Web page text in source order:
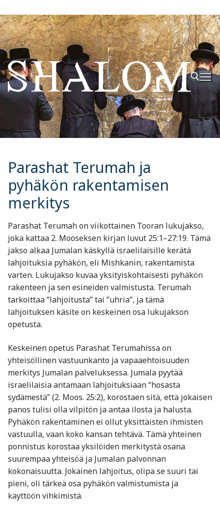
Hyppää
sisältöön
Hae:
Parashat Terumah ja
pyhäkön rakentamisen
merkitys
Parashat Terumah on viikottainen Tooran lukujakso,
joka kattaa 2. Mooseksen kirjan luvut 25:1–27:19. Tämä
jakso alkaa Jumalan käskyllä israelilaisille kerätä
lahjoituksia pyhäkön, eli Mishkanin, rakentamista
varten. Lukujakso kuvaa yksityiskohtaisesti pyhäkön
rakenteen ja sen esineiden valmistusta. Terumah
tarkoittaa ”lahjoitusta” tai ”uhria”, ja tämä
lahjoituksen käsite on keskeinen osa lukujakson
opetusta.
Keskeinen opetus Parashat Terumahissa on
yhteisöllinen vastuunkanto ja vapaaehtoisuuden
merkitys Jumalan palveluksessa. Jumala pyytää
israelilaisia antamaan lahjoituksiaan “hosasta
sydämestä” (2. Moos. 25:2), korostaen sitä, että jokaisen
panos tulisi olla vilpitön ja antaa ilosta ja halusta.
Pyhäkön rakentaminen ei ollut yksittäisten ihmisten
vastuulla, vaan koko kansan tehtävä. Tämä yhteinen
ponnistus korostaa yksilöiden merkitystä osana
suurempaa yhteisöä ja Jumalan palvonnan
kokonaisuutta. Jokainen lahjoitus, olipa se suuri tai
pieni, oli tärkeä osa pyhäkön valmistumista ja
käyttöön vihkimistä.